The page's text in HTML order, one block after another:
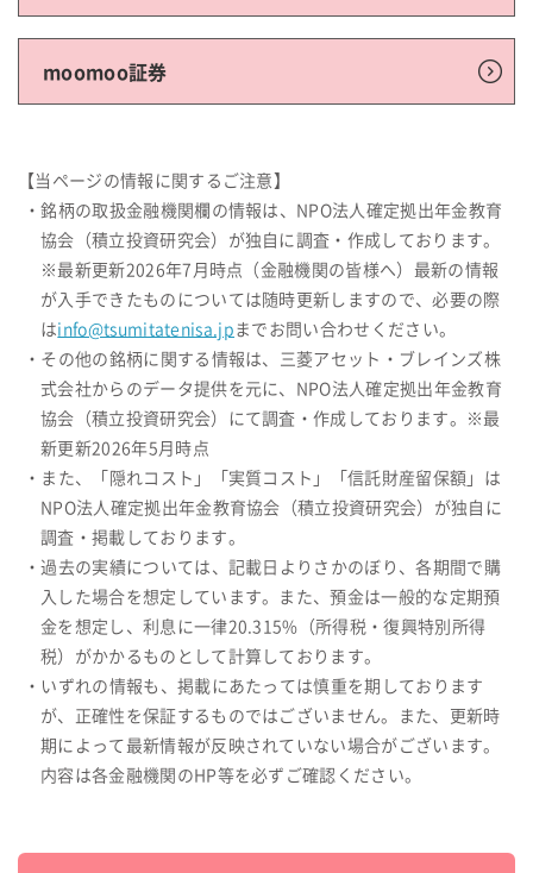
moomoo証券
【当ページの情報に関するご注意】
・銘柄の取扱金融機関欄の情報は、NPO法人確定拠出年金教育
協会（積立投資研究会）が独自に調査・作成しております。
※最新更新2026年7月時点（金融機関の皆様へ）最新の情報
が入手できたものについては随時更新しますので、必要の際
はinfo@tsumitatenisa.jp までお問い合わせください。
・その他の銘柄に関する情報は、三菱アセット・ブレインズ株
式会社からのデータ提供を元に、NPO法人確定拠出年金教育
協会（積立投資研究会）にて調査・作成しております。※最
新更新2026年5月時点
・また、「隠れコスト」「実質コスト」「信託財産留保額」は
NPO法人確定拠出年金教育協会（積立投資研究会）が独自に
調査・掲載しております。
・過去の実績については、記載日よりさかのぼり、各期間で購
入した場合を想定しています。また、預金は一般的な定期預
金を想定し、利息に一律20.315%（所得税・復興特別所得
税）がかかるものとして計算しております。
・いずれの情報も、掲載にあたっては慎重を期しております
が、正確性を保証するものではございません。また、更新時
期によって最新情報が反映されていない場合がございます。
内容は各金融機関のHP等を必ずご確認ください。